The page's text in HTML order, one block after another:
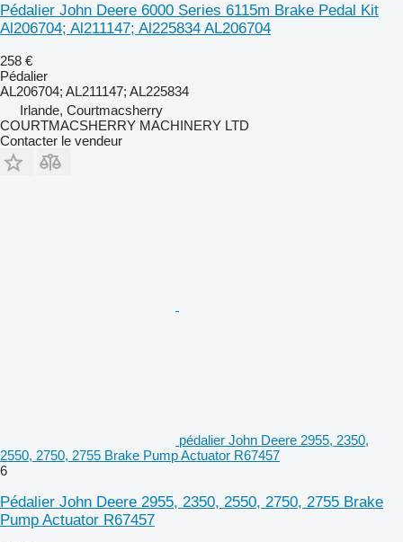
Pédalier John Deere 6000 Series 6115m Brake Pedal Kit
Al206704; Al211147; Al225834 AL206704
258 €
Pédalier
AL206704; AL211147; AL225834
Irlande, Courtmacsherry
COURTMACSHERRY MACHINERY LTD
Contacter le vendeur
pédalier John Deere 2955, 2350,
2550, 2750, 2755 Brake Pump Actuator R67457
6
Pédalier John Deere 2955, 2350, 2550, 2750, 2755 Brake
Pump Actuator R67457